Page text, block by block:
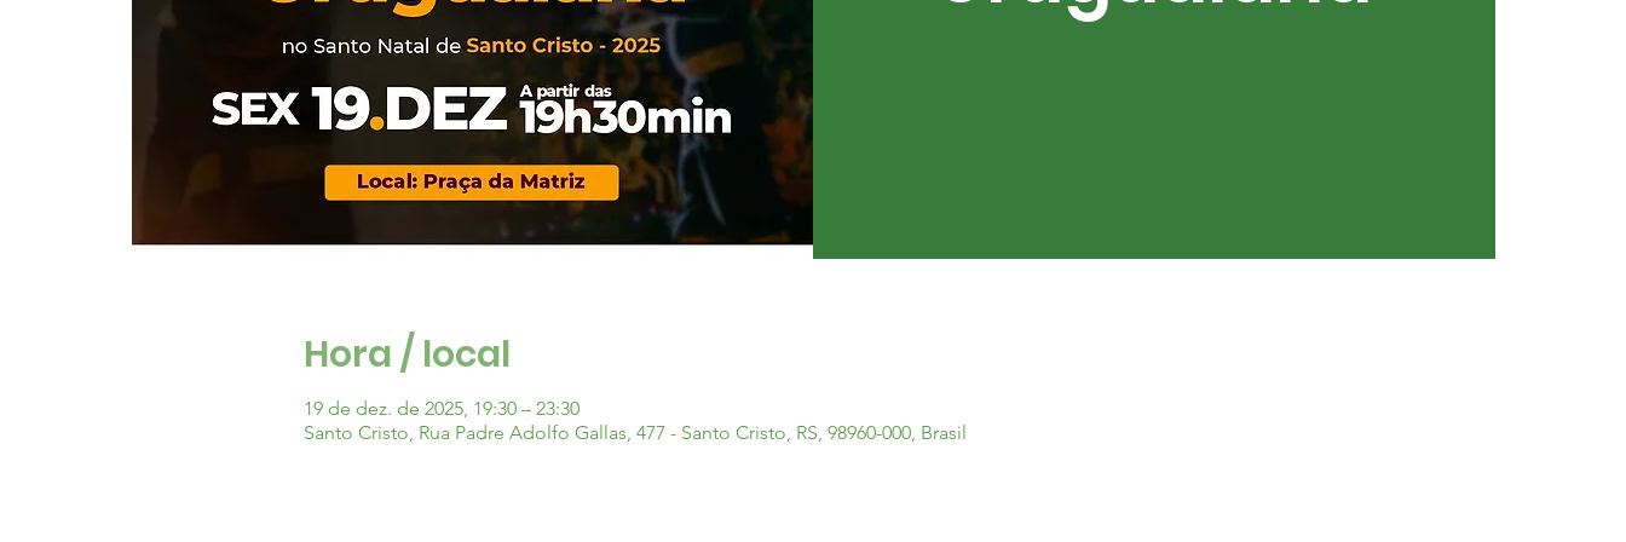
Hora / local
19 de dez. de 2025, 19:30 – 23:30
Santo Cristo, Rua Padre Adolfo Gallas, 477 - Santo Cristo, RS, 98960-000, Brasil